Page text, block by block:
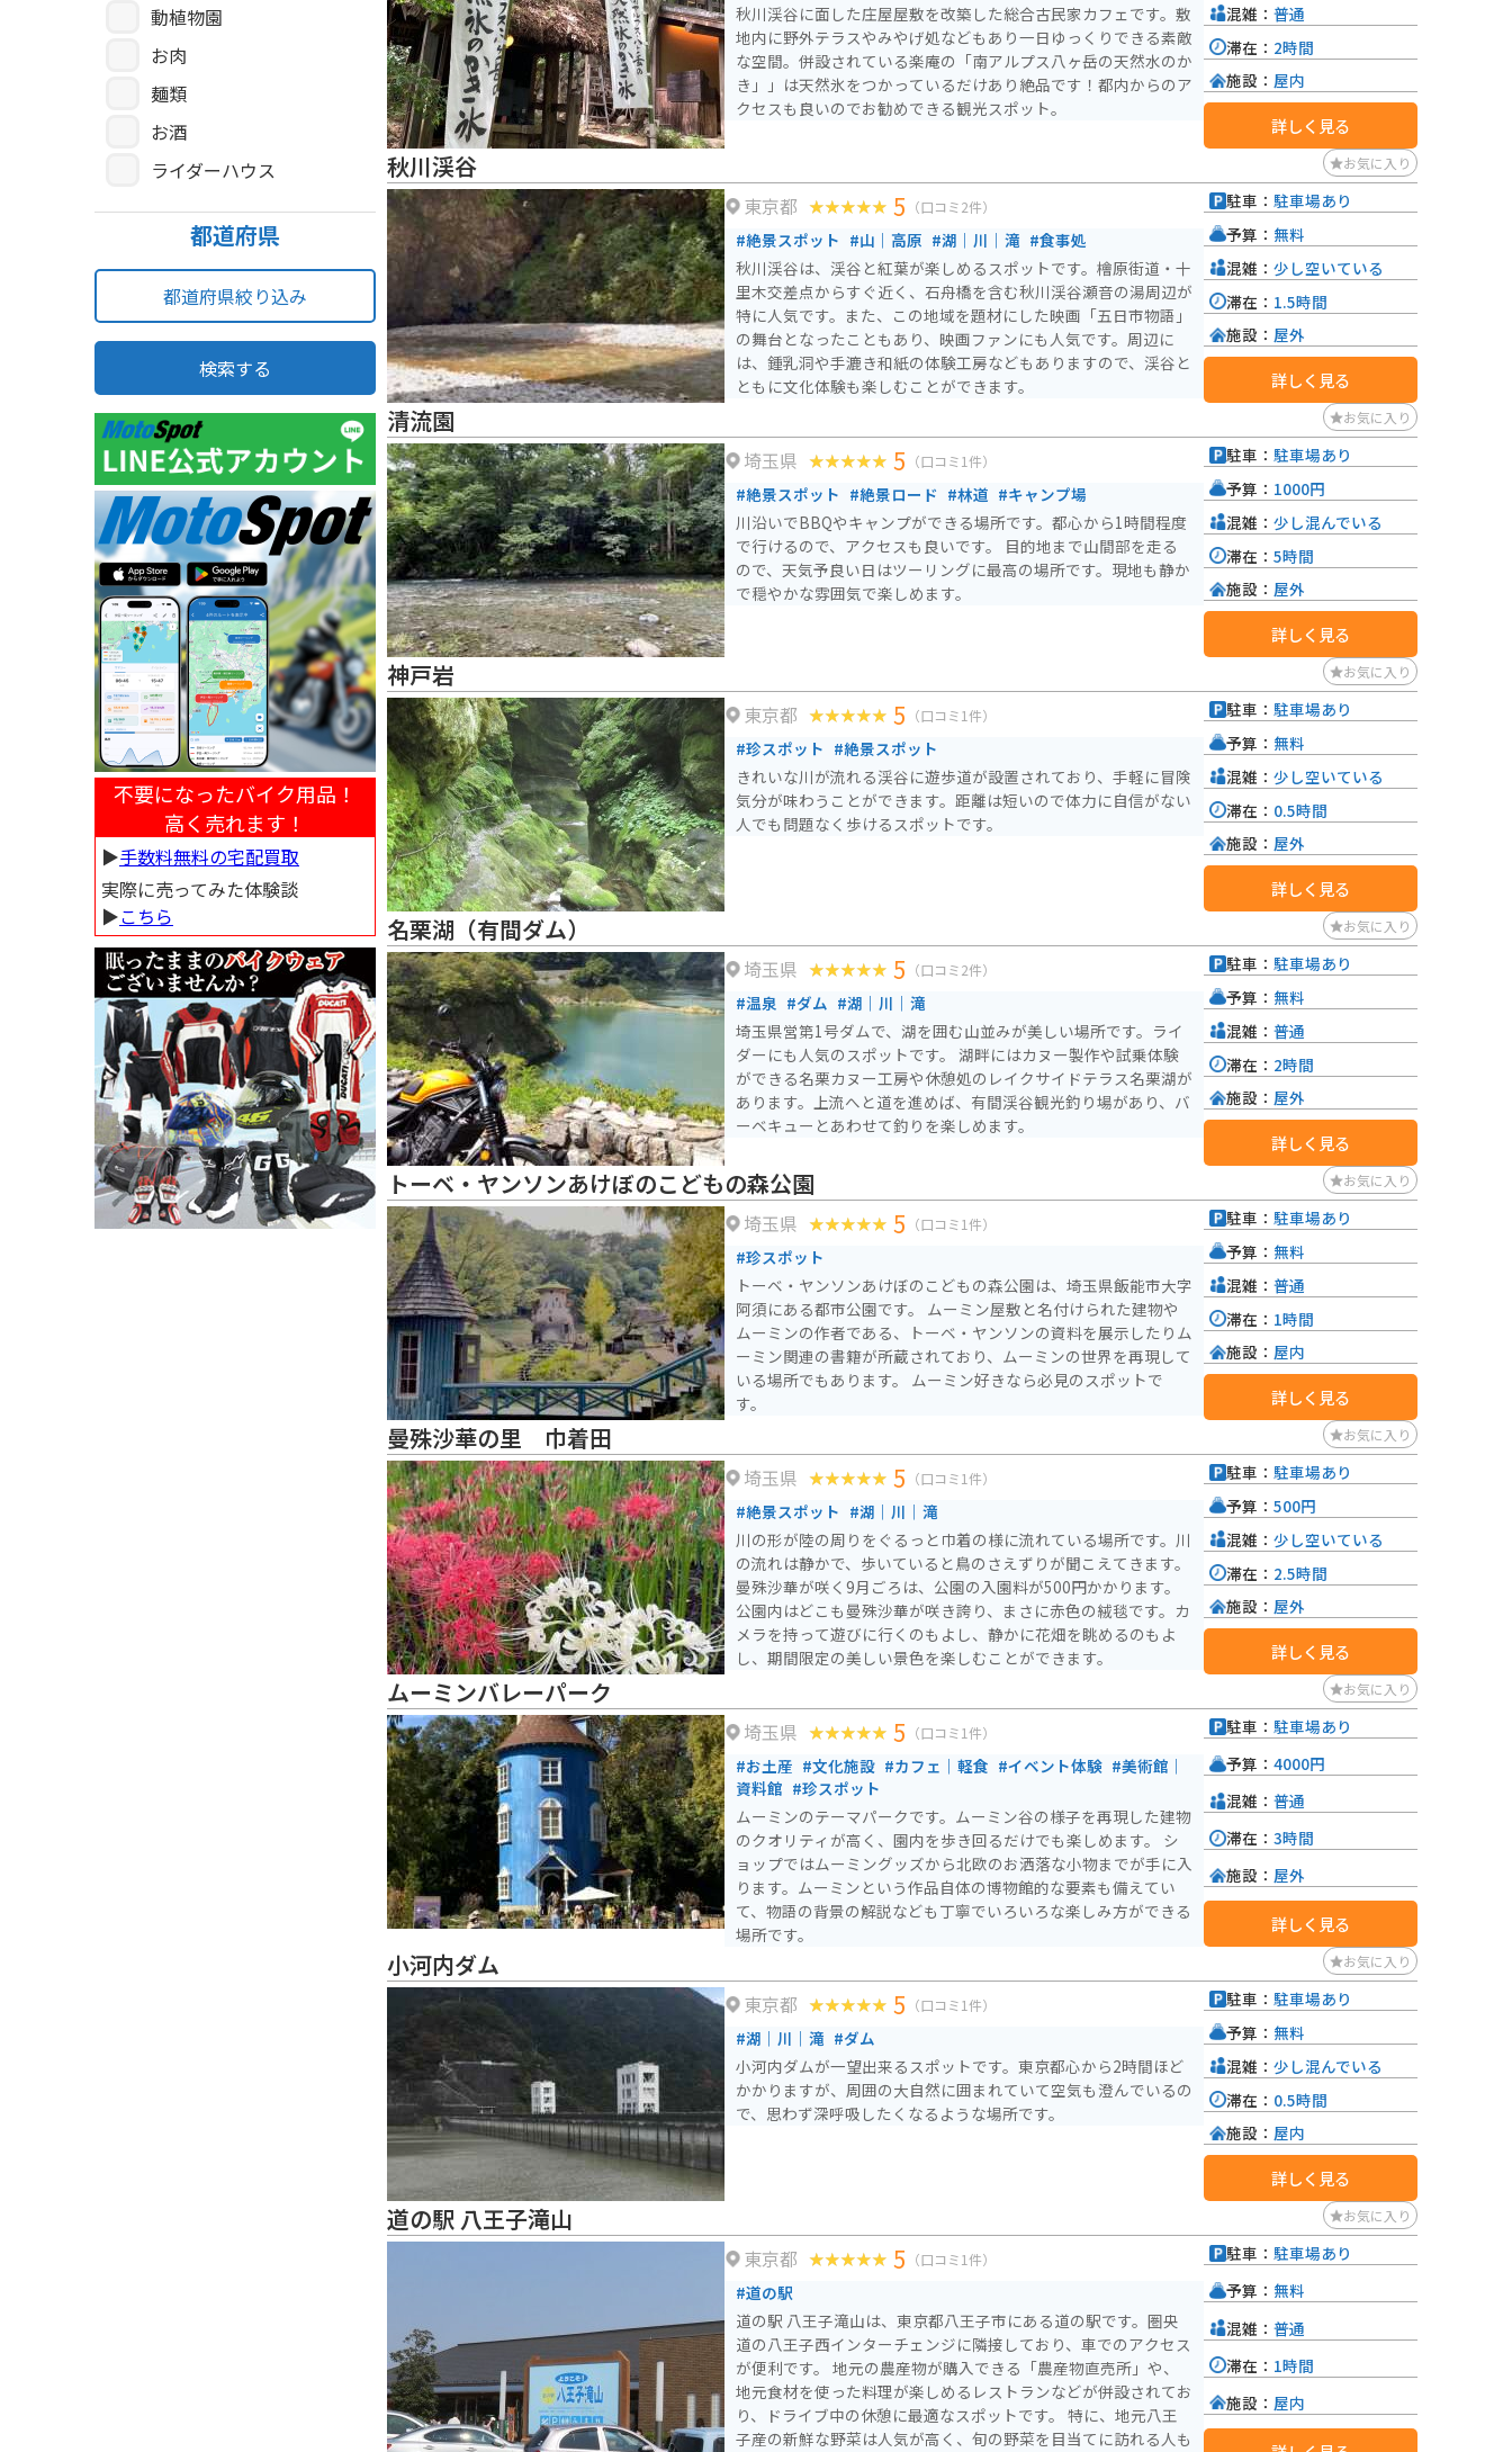
動植物園
お肉
麺類
お酒
ライダーハウス
都道府県
都道府県絞り込み
検索する
不要になったバイク用品！
高く売れます！
▶︎手数料無料の宅配買取
実際に売ってみた体験談
▶︎こちら
秋川渓谷に面した庄屋屋敷を改築した総合古民家カフェです。敷
地内に野外テラスやみやげ処などもあり一日ゆっくりできる素敵
な空間。併設されている楽庵の「南アルプス八ヶ岳の天然水のか
き」」は天然氷をつかっているだけあり絶品です！都内からのア
クセスも良いのでお勧めできる観光スポット。
混雑： 普通
滞在： 2時間
施設： 屋内
詳しく見る
秋川渓谷 お気に入り
東京都 5 （口コミ2件）
#絶景スポット #山｜高原 #湖｜川｜滝 #食事処
秋川渓谷は、渓谷と紅葉が楽しめるスポットです。檜原街道・十
里木交差点からすぐ近く、石舟橋を含む秋川渓谷瀬音の湯周辺が
特に人気です。また、この地域を題材にした映画「五日市物語」
の舞台となったこともあり、映画ファンにも人気です。周辺に
は、鍾乳洞や手漉き和紙の体験工房などもありますので、渓谷と
ともに文化体験も楽しむことができます。
駐車： 駐車場あり
予算： 無料
混雑： 少し空いている
滞在： 1.5時間
施設： 屋外
詳しく見る
清流園 お気に入り
埼玉県 5 （口コミ1件）
#絶景スポット #絶景ロード #林道 #キャンプ場
川沿いでBBQやキャンプができる場所です。都心から1時間程度
で行けるので、アクセスも良いです。 目的地まで山間部を走る
ので、天気予良い日はツーリングに最高の場所です。現地も静か
で穏やかな雰囲気で楽しめます。
駐車： 駐車場あり
予算： 1000円
混雑： 少し混んでいる
滞在： 5時間
施設： 屋外
詳しく見る
神戸岩 お気に入り
東京都 5 （口コミ1件）
#珍スポット #絶景スポット
きれいな川が流れる渓谷に遊歩道が設置されており、手軽に冒険
気分が味わうことができます。距離は短いので体力に自信がない
人でも問題なく歩けるスポットです。
駐車： 駐車場あり
予算： 無料
混雑： 少し空いている
滞在： 0.5時間
施設： 屋外
詳しく見る
名栗湖（有間ダム） お気に入り
埼玉県 5 （口コミ2件）
#温泉 #ダム #湖｜川｜滝
埼玉県営第1号ダムで、湖を囲む山並みが美しい場所です。ライ
ダーにも人気のスポットです。 湖畔にはカヌー製作や試乗体験
ができる名栗カヌー工房や休憩処のレイクサイドテラス名栗湖が
あります。上流へと道を進めば、有間渓谷観光釣り場があり、バ
ーベキューとあわせて釣りを楽しめます。
駐車： 駐車場あり
予算： 無料
混雑： 普通
滞在： 2時間
施設： 屋外
詳しく見る
トーベ・ヤンソンあけぼのこどもの森公園 お気に入り
埼玉県 5 （口コミ1件）
#珍スポット
トーベ・ヤンソンあけぼのこどもの森公園は、埼玉県飯能市大字
阿須にある都市公園です。 ムーミン屋敷と名付けられた建物や
ムーミンの作者である、トーベ・ヤンソンの資料を展示したりム
ーミン関連の書籍が所蔵されており、ムーミンの世界を再現して
いる場所でもあります。 ムーミン好きなら必見のスポットで
す。
駐車： 駐車場あり
予算： 無料
混雑： 普通
滞在： 1時間
施設： 屋内
詳しく見る
曼殊沙華の里 巾着田 お気に入り
埼玉県 5 （口コミ1件）
#絶景スポット #湖｜川｜滝
川の形が陸の周りをぐるっと巾着の様に流れている場所です。川
の流れは静かで、歩いていると鳥のさえずりが聞こえてきます。
曼殊沙華が咲く9月ごろは、公園の入園料が500円かかります。
公園内はどこも曼殊沙華が咲き誇り、まさに赤色の絨毯です。カ
メラを持って遊びに行くのもよし、静かに花畑を眺めるのもよ
し、期間限定の美しい景色を楽しむことができます。
駐車： 駐車場あり
予算： 500円
混雑： 少し空いている
滞在： 2.5時間
施設： 屋外
詳しく見る
ムーミンバレーパーク お気に入り
埼玉県 5 （口コミ1件）
#お土産 #文化施設 #カフェ｜軽食 #イベント体験 #美術館｜
資料館 #珍スポット
ムーミンのテーマパークです。ムーミン谷の様子を再現した建物
のクオリティが高く、園内を歩き回るだけでも楽しめます。 シ
ョップではムーミングッズから北欧のお洒落な小物までが手に入
ります。ムーミンという作品自体の博物館的な要素も備えてい
て、物語の背景の解説なども丁寧でいろいろな楽しみ方ができる
場所です。
駐車： 駐車場あり
予算： 4000円
混雑： 普通
滞在： 3時間
施設： 屋外
詳しく見る
小河内ダム お気に入り
東京都 5 （口コミ1件）
#湖｜川｜滝 #ダム
小河内ダムが一望出来るスポットです。東京都心から2時間ほど
かかりますが、周囲の大自然に囲まれていて空気も澄んでいるの
で、思わず深呼吸したくなるような場所です。
駐車： 駐車場あり
予算： 無料
混雑： 少し混んでいる
滞在： 0.5時間
施設： 屋内
詳しく見る
道の駅 八王子滝山 お気に入り
東京都 5 （口コミ1件）
#道の駅
道の駅 八王子滝山は、東京都八王子市にある道の駅です。圏央
道の八王子西インターチェンジに隣接しており、車でのアクセス
が便利です。 地元の農産物が購入できる「農産物直売所」や、
地元食材を使った料理が楽しめるレストランなどが併設されてお
り、ドライブ中の休憩に最適なスポットです。 特に、地元八王
子産の新鮮な野菜は人気が高く、旬の野菜を目当てに訪れる人も
駐車： 駐車場あり
予算： 無料
混雑： 普通
滞在： 1時間
施設： 屋内